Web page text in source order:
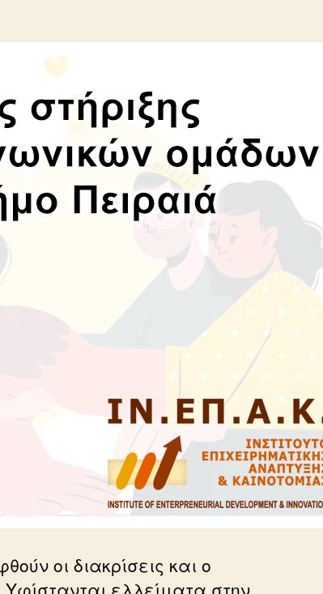
οι διακρίσεις και ο
ελλείματα στην